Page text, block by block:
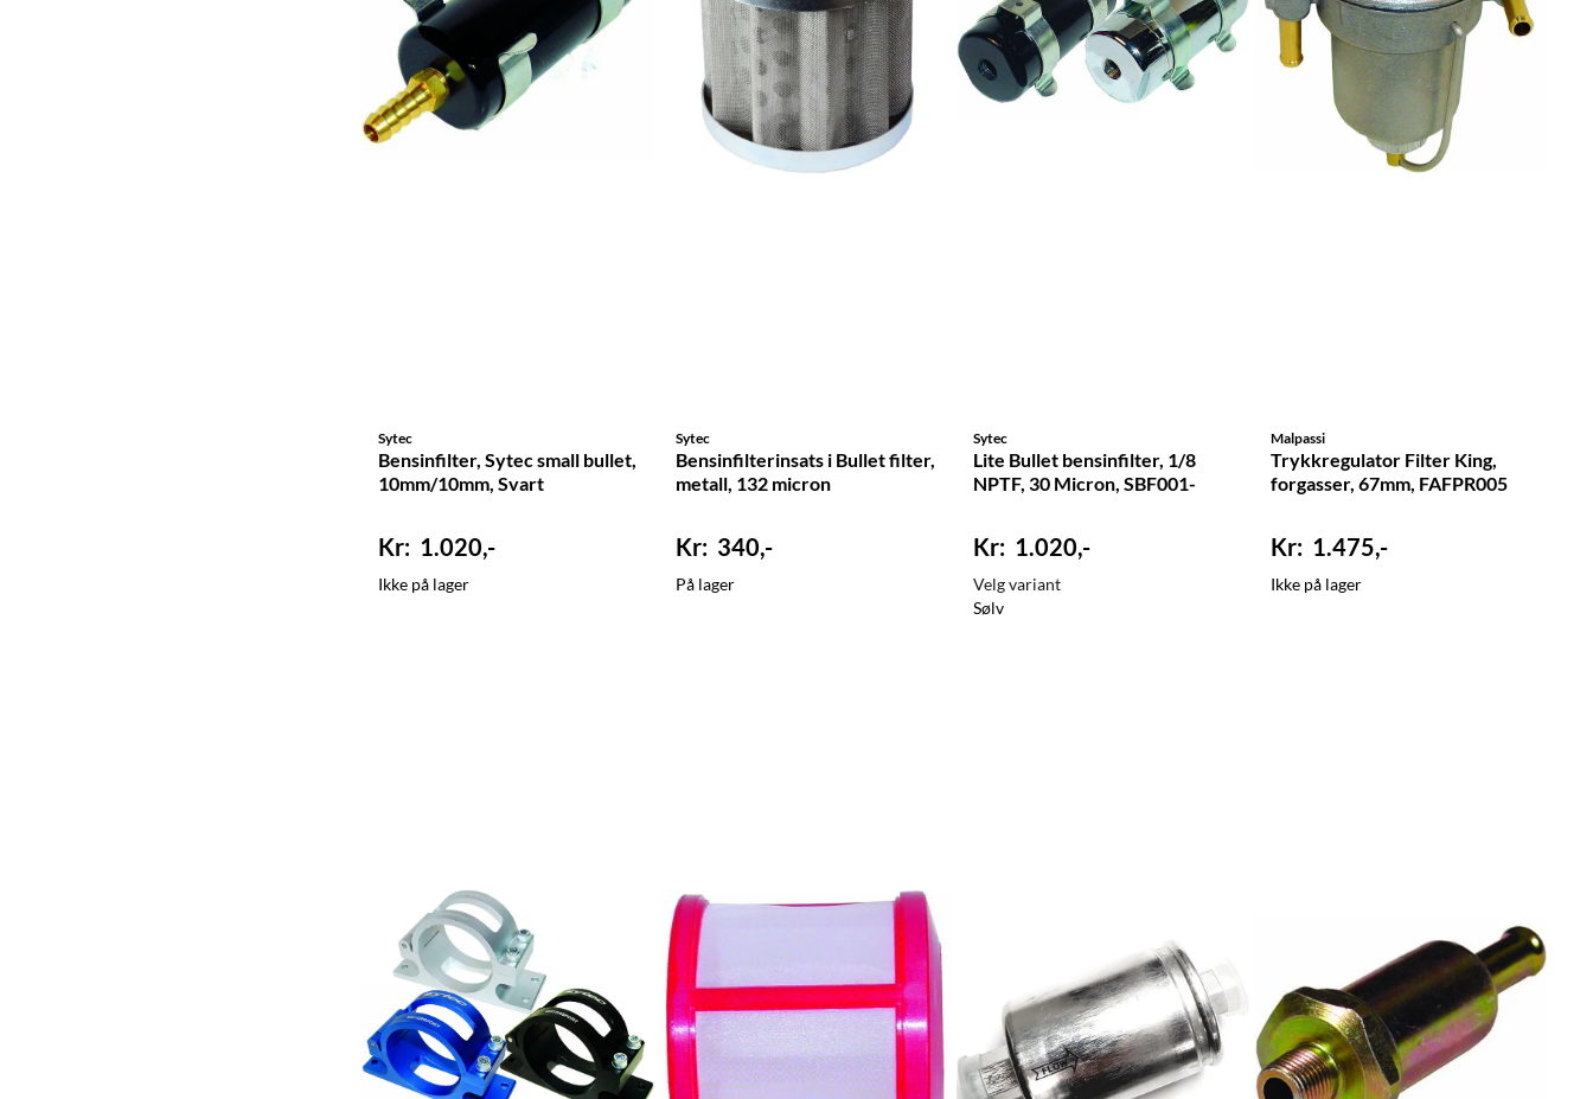
Sytec
Bensinfilter, Sytec small bullet,
10mm/10mm, Svart
1.020,-
Ikke på lager
Sytec
Bensinfilterinsats i Bullet filter,
metall, 132 micron
340,-
På lager
Sytec
Lite Bullet bensinfilter, 1/8
NPTF, 30 Micron, SBF001-
1.020,-
Velg variant
Sølv
Malpassi
Trykkregulator Filter King,
forgasser, 67mm, FAFPR005
1.475,-
Ikke på lager